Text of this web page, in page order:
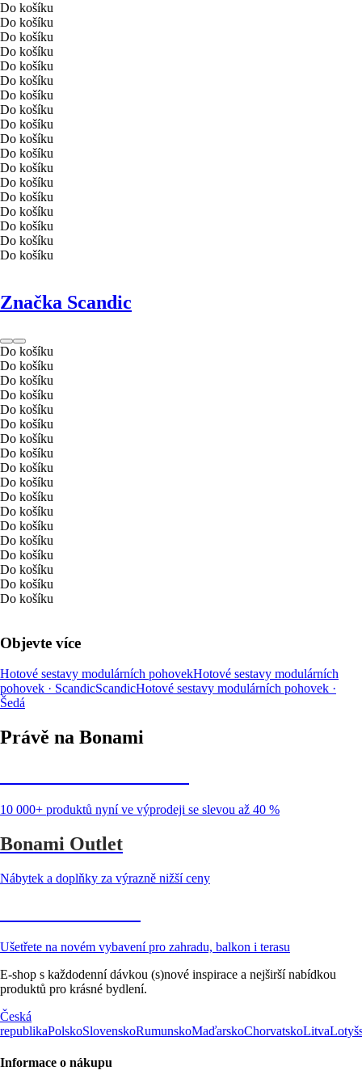
Do košíku
Do košíku
Do košíku
Do košíku
Do košíku
Do košíku
Do košíku
Do košíku
Do košíku
Do košíku
Do košíku
Do košíku
Do košíku
Do košíku
Do košíku
Do košíku
Do košíku
Do košíku
Značka Scandic
Do košíku
Do košíku
Do košíku
Do košíku
Do košíku
Do košíku
Do košíku
Do košíku
Do košíku
Do košíku
Do košíku
Do košíku
Do košíku
Do košíku
Do košíku
Do košíku
Do košíku
Do košíku
Objevte více
Hotové sestavy modulárních pohovekHotové sestavy modulárních
pohovek · ScandicScandicHotové sestavy modulárních pohovek ·
Šedá
Právě na Bonami
10 000+ produktů nyní ve výprodeji se slevou až 40 %
Bonami Outlet
Nábytek a doplňky za výrazně nižší ceny
Ušetřete na novém vybavení pro zahradu, balkon i terasu
E-shop s každodenní dávkou (s)nové inspirace a nejširší nabídkou
produktů pro krásné bydlení.
Česká
republikaPolskoSlovenskoRumunskoMaďarskoChorvatskoLitva
Informace o nákupu